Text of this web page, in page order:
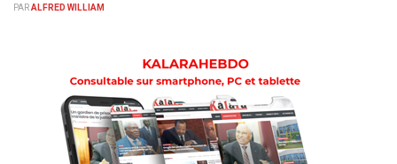
PARALFRED WILLIAM